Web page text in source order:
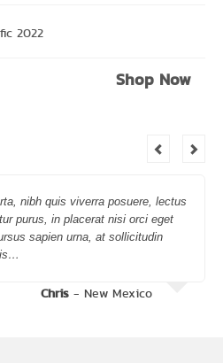
2022
Shop Now
nibh quis viverra posuere, lectus
purus, in placerat nisi orci eget
sapien urna, at sollicitudin
Chris - New Mexico